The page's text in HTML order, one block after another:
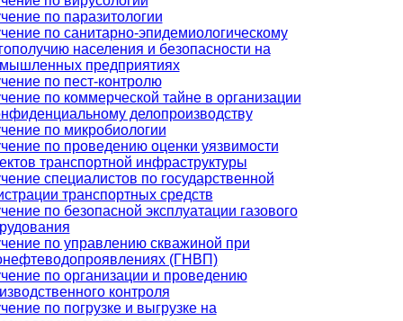
по паразитологии
по санитарно-эпидемиологическому
населения и безопасности на
предприятиях
по пест-контролю
по коммерческой тайне в организации
делопроизводству
по микробиологии
по проведению оценки уязвимости
транспортной инфраструктуры
специалистов по государственной
транспортных средств
по безопасной эксплуатации газового
по управлению скважиной при
(ГНВП)
по организации и проведению
контроля
по погрузке и выгрузке на